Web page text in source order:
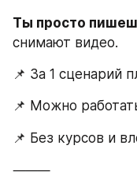
Ты просто
снимают видео.
📌 За 1 сценарий
📌 Можно
📌 Без курсов и
⸻